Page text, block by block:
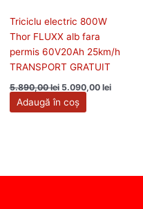
Triciclu electric 800W
Thor FLUXX alb fara
permis 60V20Ah 25km/h
TRANSPORT GRATUIT
5.890,00lei 5.090,00 lei
Adaugă în coș